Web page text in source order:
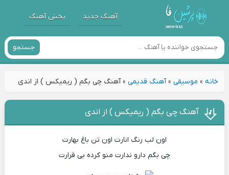
آهنگ جدید پخش آهنگ
جستجو
خانه» موسیقی»آهنگ قدیمی»آهنگ چی بگم ( ریمیکس ) از اندی
آهنگ چی بگم ( ریمیکس ) از اندی
اون لب رنگ انارت اون تن باغ بهارت
چی بگم دارو ندارت منو کرده بی قرارت